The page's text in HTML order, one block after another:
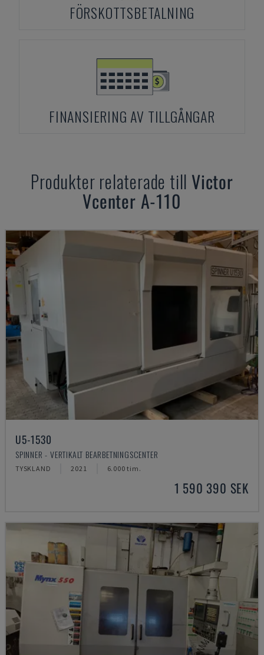
FÖRSKOTTSBETALNING
FINANSIERING AV TILLGÅNGAR
Produkter relaterade till Victor
Vcenter A-110
U5-1530
SPINNER - VERTIKALT BEARBETNINGSCENTER
TYSKLAND 2021 6.000 tim.
1 590 390 SEK